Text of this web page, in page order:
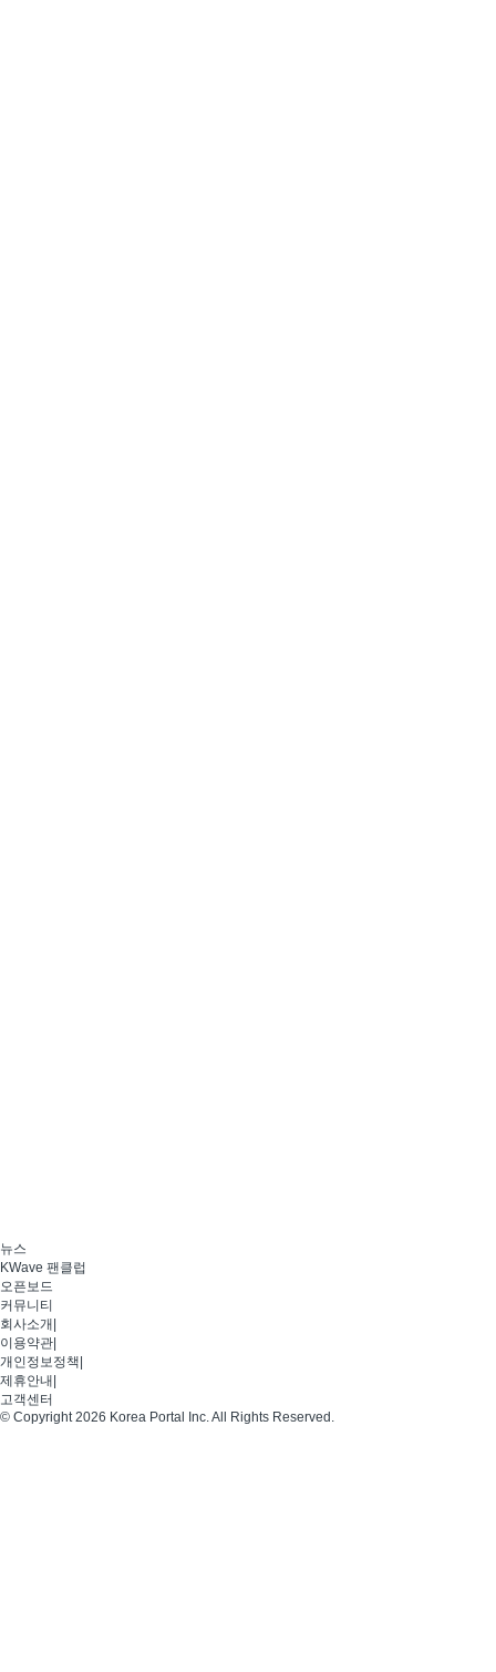
뉴스
KWave 팬클럽
오픈보드
커뮤니티
회사소개
이용약관
개인정보정책
제휴안내
고객센터
© Copyright 2026 Korea Portal Inc. All Rights Reserved.